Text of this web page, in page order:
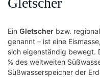
Ein Gletscher bzw.
genannt – ist eine
sich eigenständig bewegt.
% des weltweiten
Süßwasserspeicher der